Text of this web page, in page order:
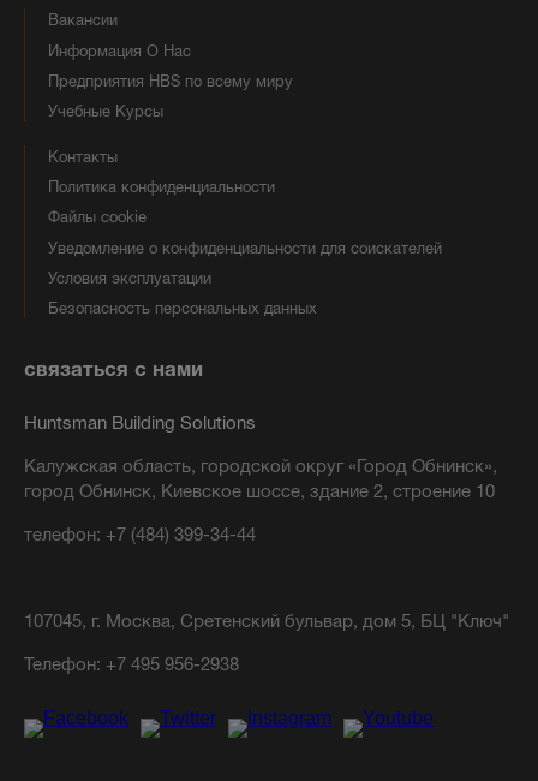
Вакансии
Информация О Нас
Предприятия HBS по всему миру
Учебные Курсы
Контакты
Политика конфиденциальности
Файлы cookie
Уведомление о конфиденциальности для соискателей
Условия эксплуатации
Безопасность персональных данных
связаться с нами
Huntsman Building Solutions
Калужская область, городской округ «Город Обнинск»,
город Обнинск, Киевское шоссе, здание 2, строение 10
телефон: +7 (484) 399-34-44
107045, г. Москва, Сретенский бульвар, дом 5, БЦ "Ключ"
Телефон: +7 495 956-2938